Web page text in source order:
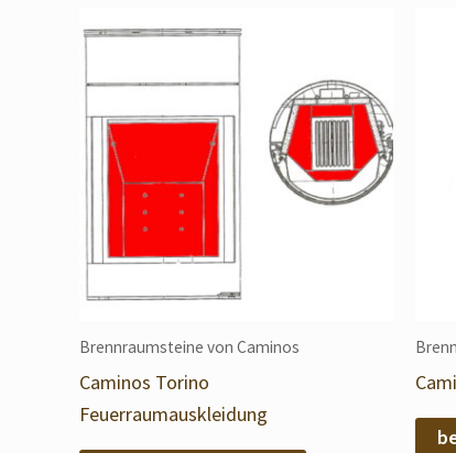
Brennraumsteine von Caminos
Caminos Torino
Feuerraumauskleidung